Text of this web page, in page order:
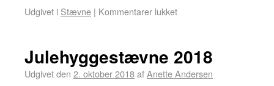
Udgivet i Stævne | Kommentarer lukket
Julehyggestævne 2018
Udgivet den 2. oktober 2018afAnette Andersen